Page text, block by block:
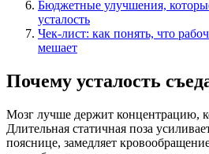
Бюджетные улучшения,
усталость
Чек-лист: как понять, что
мешает
Почему усталость
Мозг лучше держит концентрацию,
Длительная статичная поза
пояснице, замедляет